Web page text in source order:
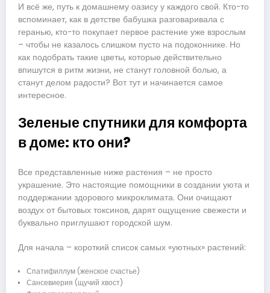
И всё же, путь к домашнему оазису у каждого свой. Кто-то
вспоминает, как в детстве бабушка разговаривала с
геранью, кто-то покупает первое растение уже взрослым
– чтобы не казалось слишком пусто на подоконнике. Но
как подобрать такие цветы, которые действительно
впишутся в ритм жизни, не станут головной болью, а
станут делом радости? Вот тут и начинается самое
интересное.
Зеленые спутники для комфорта
в доме: кто они?
Все представленные ниже растения – не просто
украшение. Это настоящие помощники в создании уюта и
поддержании здорового микроклимата. Они очищают
воздух от бытовых токсинов, дарят ощущение свежести и
буквально приглушают городской шум.
Для начала – короткий список самых «уютных» растений:
Спатифиллум (женское счастье)
Сансевиерия (щучий хвост)